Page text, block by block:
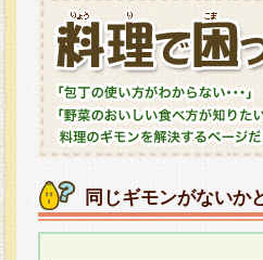
同じギモンがないか